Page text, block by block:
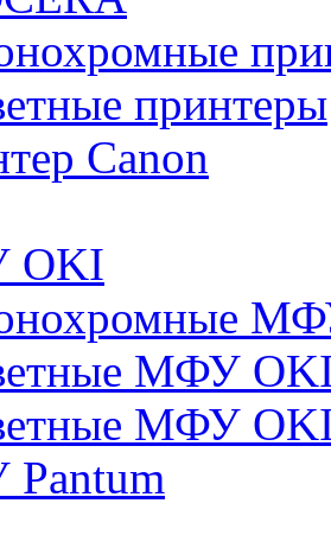
принтеры
Canon
МФУ
МФУ